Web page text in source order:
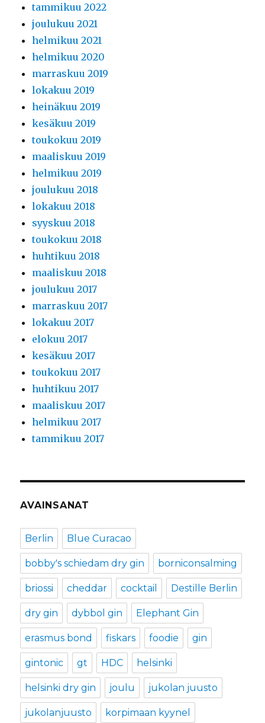
tammikuu 2022
joulukuu 2021
helmikuu 2021
helmikuu 2020
marraskuu 2019
lokakuu 2019
heinäkuu 2019
kesäkuu 2019
toukokuu 2019
maaliskuu 2019
helmikuu 2019
joulukuu 2018
lokakuu 2018
syyskuu 2018
toukokuu 2018
huhtikuu 2018
maaliskuu 2018
joulukuu 2017
marraskuu 2017
lokakuu 2017
elokuu 2017
kesäkuu 2017
toukokuu 2017
huhtikuu 2017
maaliskuu 2017
helmikuu 2017
tammikuu 2017
AVAINSANAT
Berlin Blue Curacao
bobby's schiedam dry gin borniconsalming
briossi cheddar cocktail Destille Berlin
dry gin dybbol gin Elephant Gin
erasmus bond fiskars foodie gin
gintonic gt HDC helsinki
helsinki dry gin joulu jukolan juusto
jukolanjuusto korpimaan kyynel